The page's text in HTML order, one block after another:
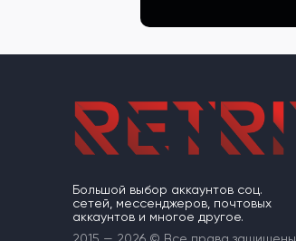
Большой выбор аккаунтов соц.
сетей, мессенджеров, почтовых
аккаунтов и многое другое.